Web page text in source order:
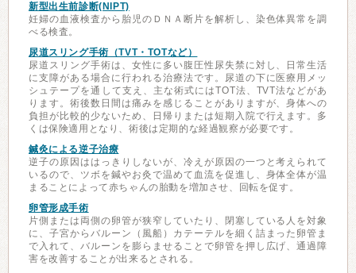
新型出生前診断(NIPT)
妊婦の血液検査から胎児のＤＮＡ断片を解析し、染色体異常を調
べる検査。
尿道スリング手術（TVT・TOTなど）
尿道スリング手術は、女性に多い腹圧性尿失禁に対し、日常生活
に支障がある場合に行われる治療法です。尿道の下に医療用メッ
シュテープを通して支え、主な術式にはTOT法、TVT法などがあ
ります。術後数日間は痛みを感じることがありますが、身体への
負担が比較的少ないため、日帰りまたは短期入院で行えます。多
くは保険適用となり、術後は定期的な経過観察が必要です。
鍼灸による逆子治療
逆子の原因ははっきりしないが、冷えが原因の一つと考えられて
いるので、ツボを鍼やお灸で温めて血流を促進し、身体全体が温
まることによって赤ちゃんの胎動を増加させ、回転を促す。
卵管形成手術
片側または両側の卵管が狭窄していたり、閉塞している人を対象
に、子宮からバルーン（風船）カテーテルを細く詰まった卵管ま
で入れて、バルーンを膨らませることで卵管を押し広げ、通過障
害を改善することが出来るとされる。